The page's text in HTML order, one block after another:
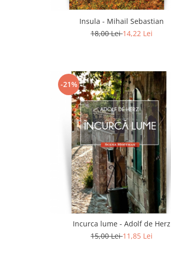
Insula - Mihail Sebastian
18,00 Lei14,22 Lei
-21%
Incurca lume - Adolf de Herz
15,00 Lei11,85 Lei